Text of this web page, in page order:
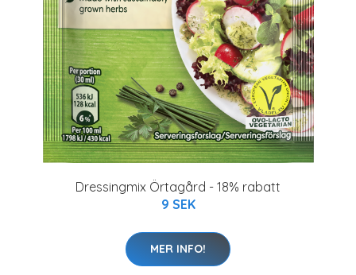
Dressingmix Örtagård - 18% rabatt
9 SEK
MER INFO!